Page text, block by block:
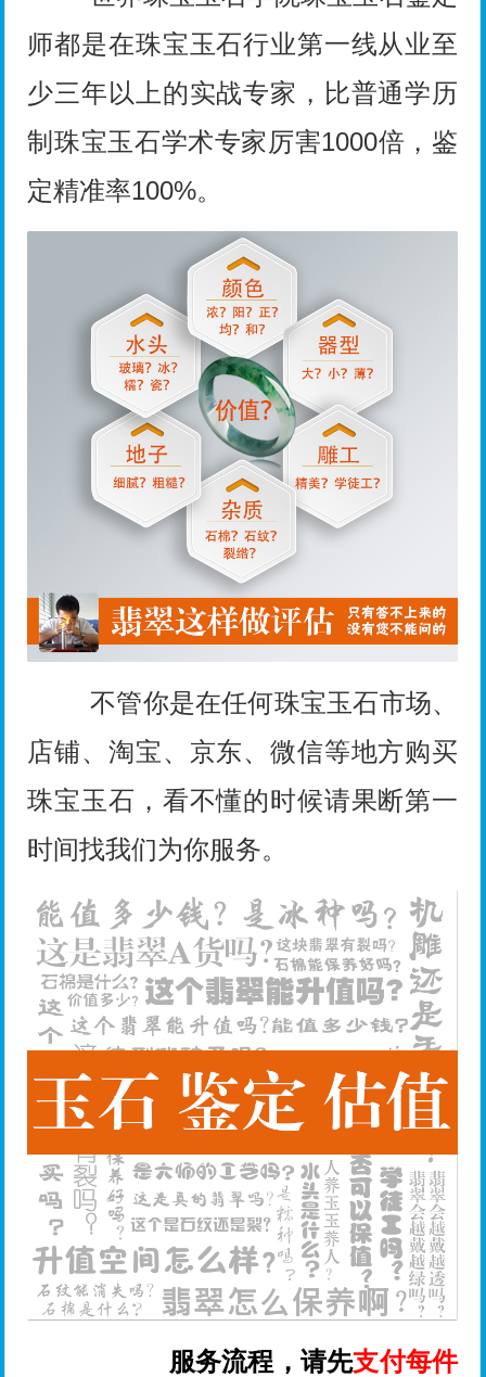
师都是在珠宝玉石行业第一线从业至
少三年以上的实战专家，比普通学历
制珠宝玉石学术专家厉害1000倍，鉴
定精准率100%。
不管你是在任何珠宝玉石市场、
店铺、淘宝、京东、微信等地方购买
珠宝玉石，看不懂的时候请果断第一
时间找我们为你服务。
服务流程，请先支付每件